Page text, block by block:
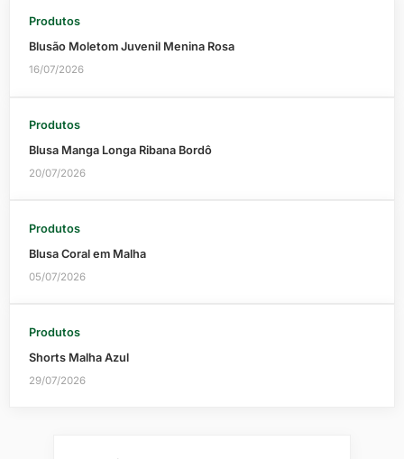
Produtos
Blusão Moletom Juvenil Menina Rosa
16/07/2026
Produtos
Blusa Manga Longa Ribana Bordô
20/07/2026
Produtos
Blusa Coral em Malha
05/07/2026
Produtos
Shorts Malha Azul
29/07/2026